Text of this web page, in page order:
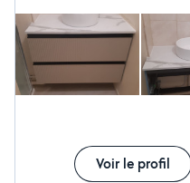
très soigné, propre et réalisé
professionnalisme. Il est
le chantier impeccable après
entièrement satisfaite du
appel à lui. Vous pouvez lui
Voir le profil